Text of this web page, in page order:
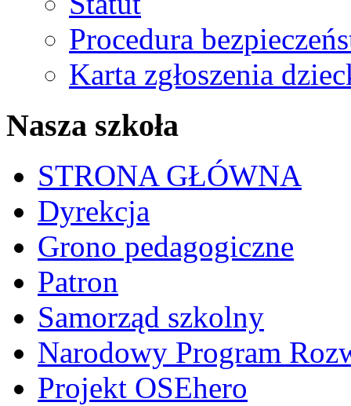
Procedura
Karta zgłoszenia
Nasza szkoła
STRONA GŁÓWNA
Dyrekcja
Grono pedagogiczne
Patron
Samorząd szkolny
Narodowy Program
Projekt OSEhero